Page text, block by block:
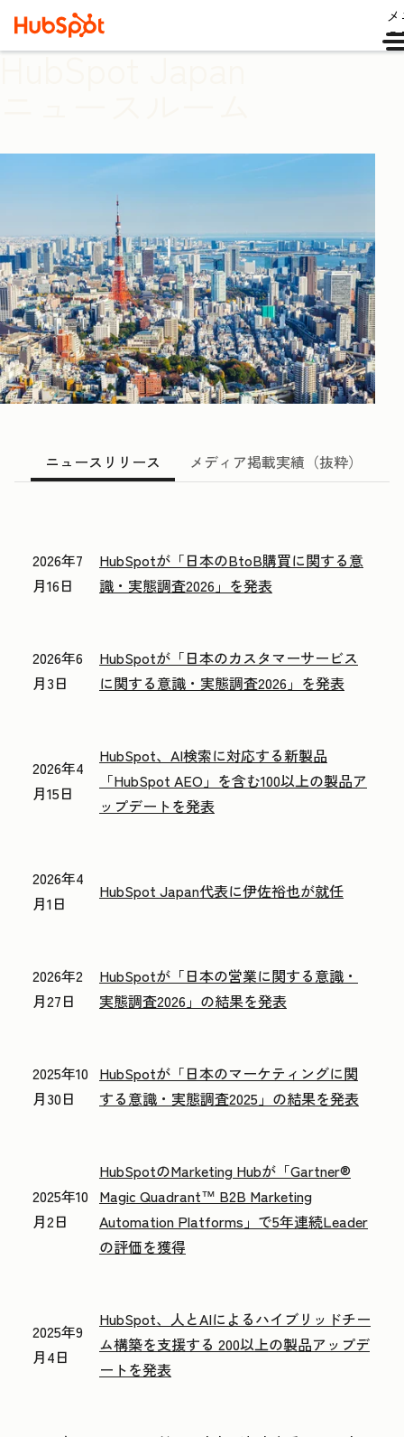
HubSpot Japan
ニュースリリース メディア掲載実績（抜粋）
2026年7
月16日
HubSpotが「日本のBtoB購買に関する意
識・実態調査2026」を発表
2026年6
月3日
HubSpotが「日本のカスタマーサービス
に関する意識・実態調査2026」を発表
2026年4
月15日
HubSpot、AI検索に対応する新製品
「HubSpot AEO」を含む100以上の製品ア
ップデートを発表
2026年4
月1日
HubSpot Japan代表に伊佐裕也が就任
2026年2
月27日
HubSpotが「日本の営業に関する意識・
実態調査2026」の結果を発表
2025年10
月30日
HubSpotが「日本のマーケティングに関
する意識・実態調査2025」の結果を発表
2025年10
月2日
HubSpotのMarketing Hubが「Gartner®
Magic Quadrant™ B2B Marketing
Automation Platforms」で5年連続Leader
の評価を獲得
2025年9
月4日
HubSpot、人とAIによるハイブリッドチー
ム構築を支援する 200以上の製品アップデ
ートを発表